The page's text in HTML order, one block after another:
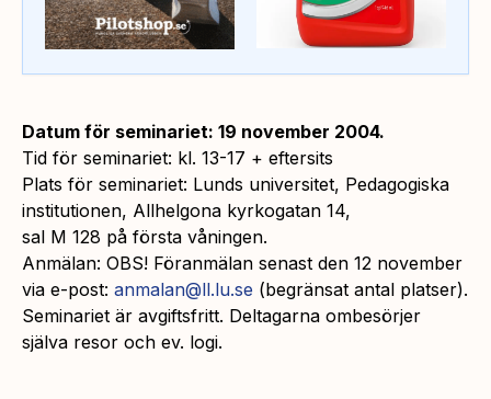
Datum för seminariet: 19 november 2004.
Tid för seminariet: kl. 13-17 + eftersits
Plats för seminariet: Lunds universitet, Pedagogiska
institutionen, Allhelgona kyrkogatan 14,
sal M 128 på första våningen.
Anmälan: OBS! Föranmälan senast den 12 november
via e-post: anmalan@ll.lu.se (begränsat antal platser).
Seminariet är avgiftsfritt. Deltagarna ombesörjer
själva resor och ev. logi.